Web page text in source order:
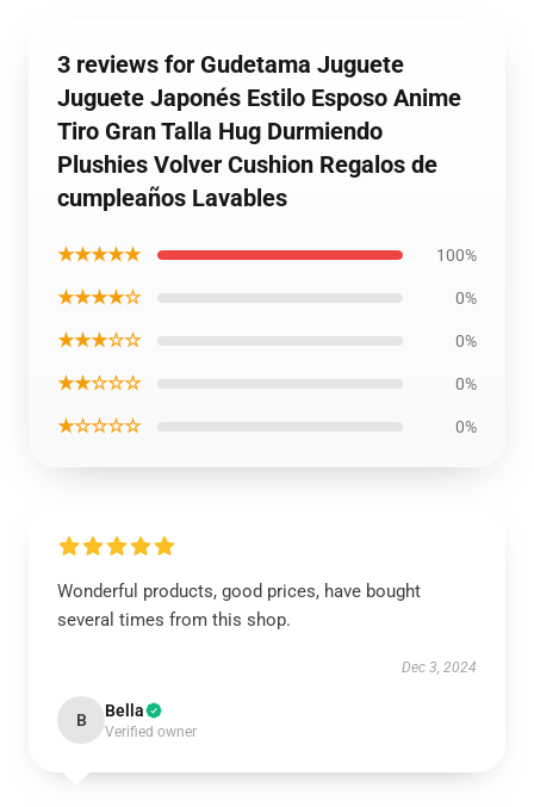
3 reviews for Gudetama Juguete
Juguete Japonés Estilo Esposo Anime
Tiro Gran Talla Hug Durmiendo
Plushies Volver Cushion Regalos de
cumpleaños Lavables
★★★★★ 100%
★★★★☆ 0%
★★★☆☆ 0%
★★☆☆☆ 0%
★☆☆☆☆ 0%
Wonderful products, good prices, have bought
several times from this shop.
Dec 3, 2024
B Bella
Verified owner